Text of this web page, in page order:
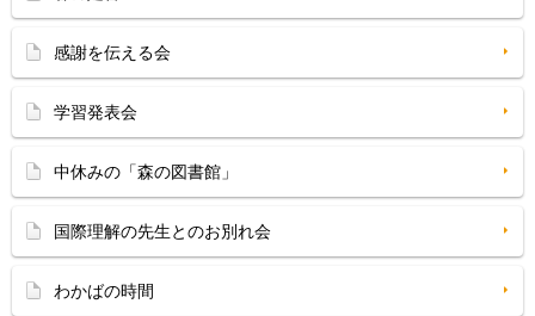
感謝を伝える会
学習発表会
中休みの「森の図書館」
国際理解の先生とのお別れ会
わかばの時間